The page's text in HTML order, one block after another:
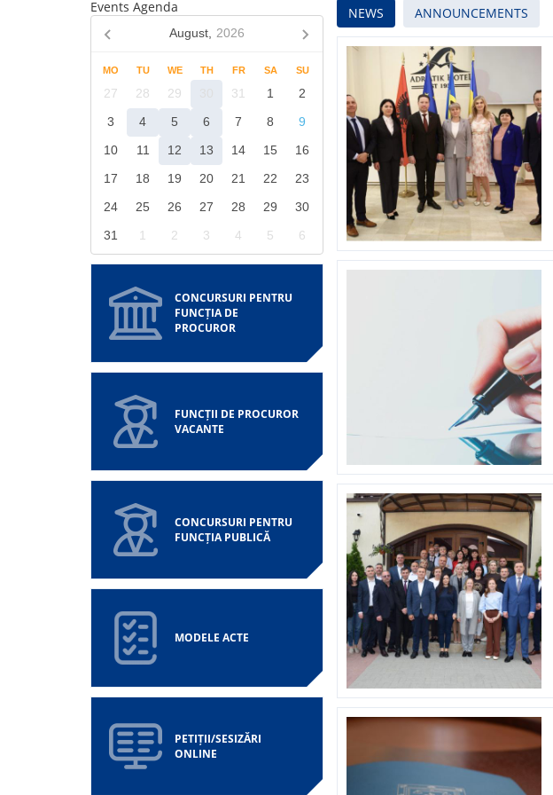
NEWS ANNOUNCEMENTS
Events Agenda
August, 2026
MO TU WE TH FR SA SU
27 28 29 31 1
2
3
4 5 6 7 8
9
10
11 12 13 14 15
16
17
18 19 20 21 22
23
24
25 26 27 28 29
30
31
1 2 3 4 5 6
CONCURSURI PENTRU
FUNCȚIA DE
PROCUROR
FUNCȚII DE PROCUROR
VACANTE
CONCURSURI PENTRU
FUNCȚIA PUBLICĂ
MODELE ACTE
PETIȚII/SESIZĂRI
ONLINE